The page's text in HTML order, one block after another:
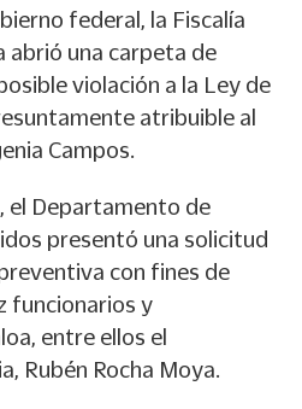
federal, la Fiscalía
abrió una carpeta de
violación a la Ley de
atribuible al
Campos.
el Departamento de
presentó una solicitud
con fines de
funcionarios y
entre ellos el
Rubén Rocha Moya.